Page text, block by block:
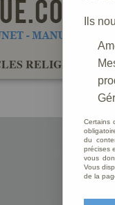
RELIGIEUX
Ils
Certains
du
précises
vous
Vous
de la